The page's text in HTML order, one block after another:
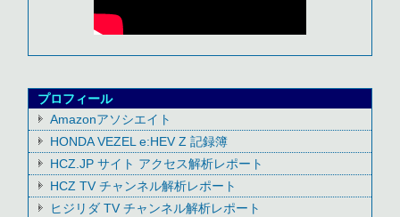
プロフィール
Amazonアソシエイト
HONDA VEZEL e:HEV Z 記録簿
HCZ.JP サイト アクセス解析レポート
HCZ TV チャンネル解析レポート
ヒジリダ TV チャンネル解析レポート